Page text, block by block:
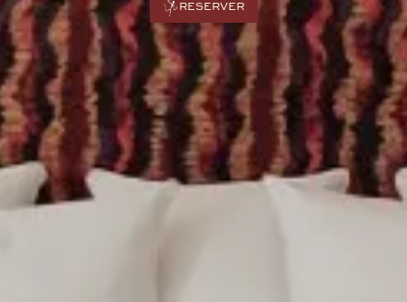
RESERVER